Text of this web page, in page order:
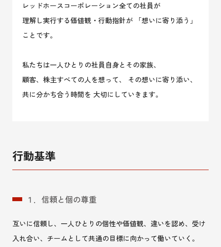
レッドホースコーポレーション全ての社員が
理解し実行する価値観・行動指針が 「想いに寄り添う」
ことです。
私たちは一人ひとりの社員自身とその家族、
顧客、株主すべての人を想って、
その想いに寄り添い、
共に分かち合う時間を 大切にしていきます。
行動基準
１．信頼と個の尊重
互いに信頼し、一人ひとりの個性や価値観、違いを認め、受け
入れ合い、チームとして共通の目標に向かって働いていく。